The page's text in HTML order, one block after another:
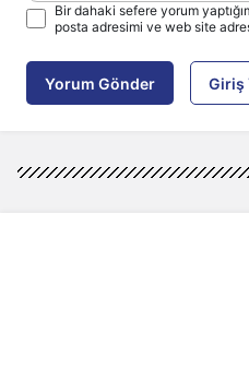
Bir dahaki sefere yorum
posta adresimi ve web site
Yorum Gönder Giriş